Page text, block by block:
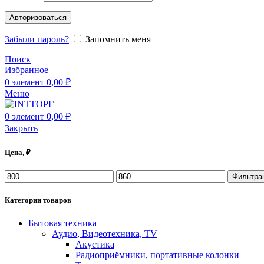
Авторизоваться
Забыли пароль?
Запомнить меня
Поиск
Избранное
0 элемент 0,00 ₽
Меню
0 элемент 0,00 ₽
Закрыть
Цена, ₽
Минимальная
цена
Максимальная
цена
Категории товаров
Бытовая техника
Аудио, Видеотехника, TV
Акустика
Радиоприёмники, портативные колонки